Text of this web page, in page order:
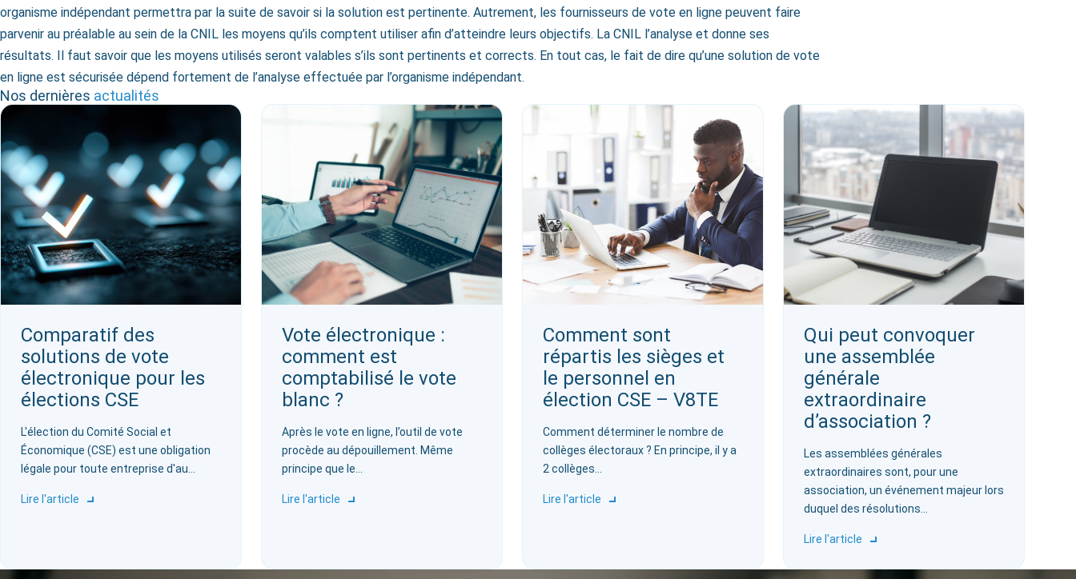
organisme indépendant permettra par la suite de savoir si la solution est pertinente. Autrement, les fournisseurs de vote en ligne peuvent faire
parvenir au préalable au sein de la CNIL les moyens qu’ils comptent utiliser afin d’atteindre leurs objectifs. La CNIL l’analyse et donne ses
résultats. Il faut savoir que les moyens utilisés seront valables s’ils sont pertinents et corrects. En tout cas, le fait de dire qu’une solution de vote
en ligne est sécurisée dépend fortement de l’analyse effectuée par l’organisme indépendant.
Nos dernières actualités
Comparatif des
solutions de vote
électronique pour les
élections CSE
L'élection du Comité Social et
Économique (CSE) est une obligation
légale pour toute entreprise d'au…
Lire l'article
Vote électronique :
comment est
comptabilisé le vote
blanc ?
Après le vote en ligne, l’outil de vote
procède au dépouillement. Même
principe que le…
Lire l'article
Comment sont
répartis les sièges et
le personnel en
élection CSE – V8TE
‍Comment déterminer le nombre de
collèges électoraux ? En principe, il y a
2 collèges…
Lire l'article
Qui peut convoquer
une assemblée
générale
extraordinaire
d’association ?
Les assemblées générales
extraordinaires sont, pour une
association, un événement majeur lors
duquel des résolutions…
Lire l'article